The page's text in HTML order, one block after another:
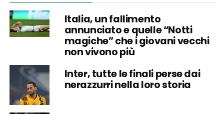
Italia, un fallimento
annunciato e quelle “Notti
magiche” che i giovani vecchi
non vivono più
Inter, tutte le finali perse dai
nerazzurri nella loro storia